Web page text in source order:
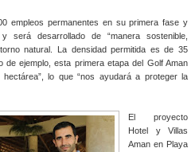
empleos permanentes en su primera fase y
será desarrollado de “manera sostenible,
natural. La densidad permitida es de 35
de ejemplo, esta primera etapa del Golf Aman
lo que “nos ayudará a proteger la
El proyecto
Hotel y Villas
Aman en Playa